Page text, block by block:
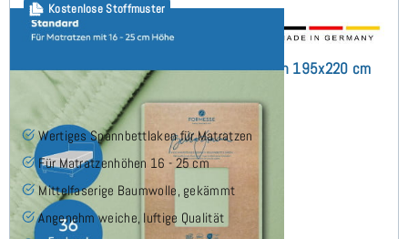
Kostenlose Stoffmuster
Bella Gracia (bis 25cm) Spannbettlaken 195x220 cm
Wertiges Spannbettlaken für Matratzen
Für Matratzenhöhen 16 - 25 cm
Mittelfaserige Baumwolle, gekämmt
Angenehm weiche, luftige Qualität